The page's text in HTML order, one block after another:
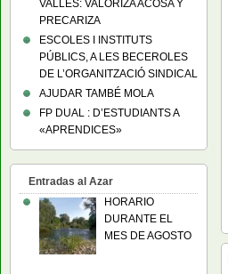
VALLÈS: VALORIZA ACOSA Y
PRECARIZA
ESCOLES I INSTITUTS
PÚBLICS, A LES BECEROLES
DE L’ORGANITZACIÓ SINDICAL
AJUDAR TAMBÉ MOLA
FP DUAL : D’ESTUDIANTS A
«APRENDICES»
Entradas al Azar
HORARIO
DURANTE EL
MES DE AGOSTO